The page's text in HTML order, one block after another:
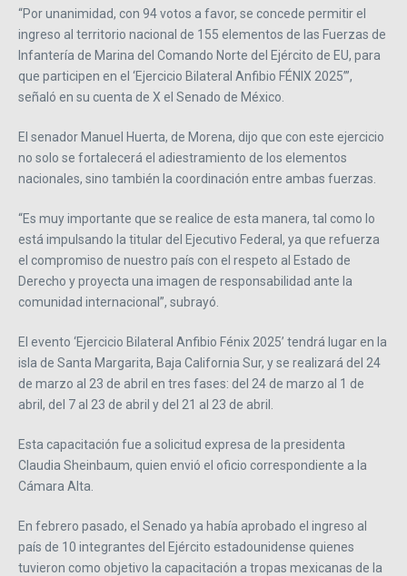
“Por unanimidad, con 94 votos a favor, se concede permitir el
ingreso al territorio nacional de 155 elementos de las Fuerzas de
Infantería de Marina del Comando Norte del Ejército de EU, para
que participen en el ‘Ejercicio Bilateral Anfibio FÉNIX 2025’”,
señaló en su cuenta de X el Senado de México.
El senador Manuel Huerta, de Morena, dijo que con este ejercicio
no solo se fortalecerá el adiestramiento de los elementos
nacionales, sino también la coordinación entre ambas fuerzas.
“Es muy importante que se realice de esta manera, tal como lo
está impulsando la titular del Ejecutivo Federal, ya que refuerza
el compromiso de nuestro país con el respeto al Estado de
Derecho y proyecta una imagen de responsabilidad ante la
comunidad internacional”, subrayó.
El evento ‘Ejercicio Bilateral Anfibio Fénix 2025’ tendrá lugar en la
isla de Santa Margarita, Baja California Sur, y se realizará del 24
de marzo al 23 de abril en tres fases: del 24 de marzo al 1 de
abril, del 7 al 23 de abril y del 21 al 23 de abril.
Esta capacitación fue a solicitud expresa de la presidenta
Claudia Sheinbaum, quien envió el oficio correspondiente a la
Cámara Alta.
En febrero pasado, el Senado ya había aprobado el ingreso al
país de 10 integrantes del Ejército estadounidense quienes
tuvieron como objetivo la capacitación a tropas mexicanas de la